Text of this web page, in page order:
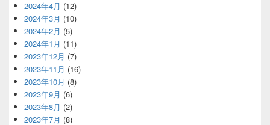
2024年4月 (12)
2024年3月 (10)
2024年2月 (5)
2024年1月 (11)
2023年12月 (7)
2023年11月 (16)
2023年10月 (8)
2023年9月 (6)
2023年8月 (2)
2023年7月 (8)